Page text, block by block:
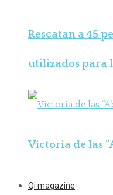
Rescatan a 45
utilizados para
Victoria de las
Qi magazine